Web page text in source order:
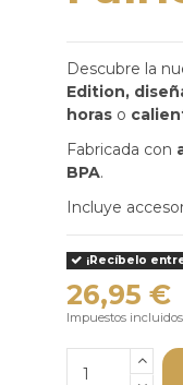
Descubre la
Edition,
horaso
Fabricada con
BPA.
Incluye
¡Recíbelo
26,95 €
Impuestos incluidos